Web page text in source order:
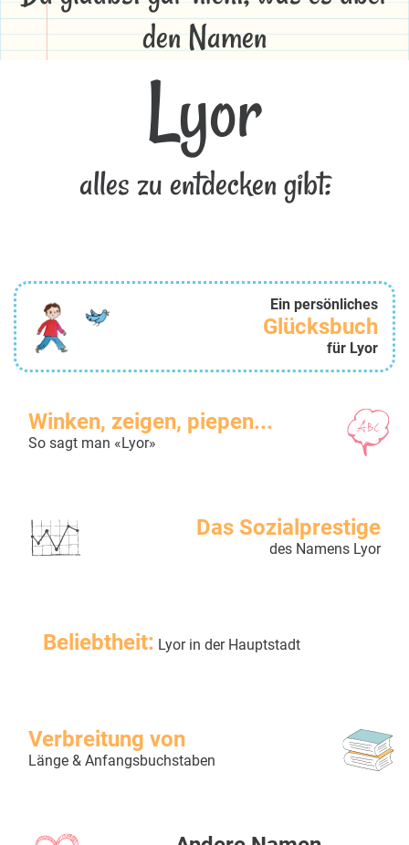
den Namen
Lyor
alles zu entdecken gibt:
Ein persönliches
Glücksbuch
für Lyor
Winken, zeigen, piepen...
So sagt man «Lyor»
Das Sozialprestige
des Namens Lyor
Beliebtheit: Lyor in der Hauptstadt
Verbreitung von
Länge & Anfangsbuchstaben